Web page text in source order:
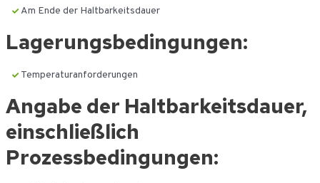
Am Ende der Haltbarkeitsdauer
Lagerungsbedingungen:
Temperaturanforderungen
Angabe der Haltbarkeitsdauer,
einschließlich
Prozessbedingungen: